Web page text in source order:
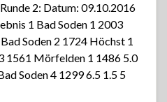
2: Datum: 09.10.2016
1 Bad Soden 1 2003
Soden 2 1724 Höchst 1
1561 Mörfelden 1 1486 5.0
Soden 4 1299 6.5 1.5 5